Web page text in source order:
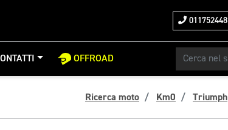
011752448
OFFROAD
Ricerca moto Km0 Triumph